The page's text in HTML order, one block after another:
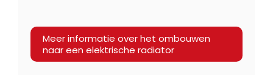
Meer informatie over het ombouwen
naar een elektrische radiator